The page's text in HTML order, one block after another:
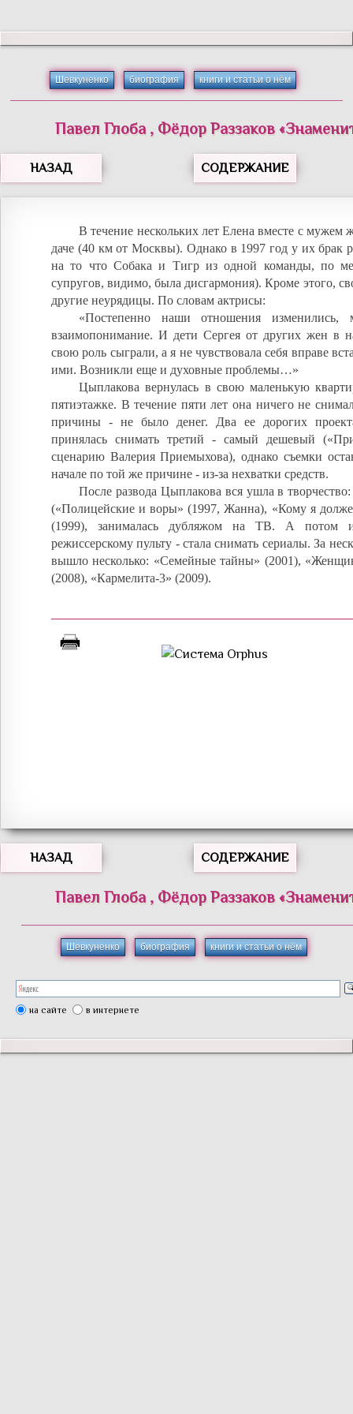
Шевкуненко биография книги и статьи о нём
Павел Глоба , Фёдор Раззаков«
НАЗАД СОДЕРЖАНИЕ
В течение нескольких лет Елена вместе с мужем
даче (40 км от Москвы). Однако в 1997 год у их брак
на то что Собака и Тигр из одной команды, по
супругов, видимо, была дисгармония). Кроме этого,
другие неурядицы. По словам актрисы:
«Постепенно наши отношения изменились,
взаимопонимание. И дети Сергея от других жен в
свою роль сыграли, а я не чувствовала себя вправе
ими. Возникли еще и духовные проблемы…»
Цыплакова вернулась в свою маленькую
пятиэтажке. В течение пяти лет она ничего не
причины - не было денег. Два ее дорогих
принялась снимать третий - самый дешевый
сценарию Валерия Приемыхова), однако съемки
начале по той же причине - из-за нехватки средств.
После развода Цыплакова вся ушла в
(«Полицейские и воры» (1997, Жанна), «Кому я
(1999), занималась дубляжом на ТВ. А потом
режиссерскому пульту - стала снимать сериалы. За
вышло несколько: «Семейные тайны» (2001),
(2008), «Кармелита-3» (2009).
НАЗАД СОДЕРЖАНИЕ
Павел Глоба , Фёдор Раззаков«
Шевкуненко биография книги и статьи о нём
на сайте в интернете